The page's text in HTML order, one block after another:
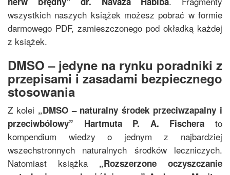
wszystkich naszych książek możesz pobrać w formie
darmowego PDF, zamieszczonego pod okładką każdej
z książek.
DMSO – jedyne na rynku poradniki z
przepisami i zasadami bezpiecznego
stosowania
Z kolei „DMSO – naturalny środek przeciwzapalny i
przeciwbólowy” Hartmuta P. A. Fischera to
kompendium wiedzy o jednym z najbardziej
wszechstronnych naturalnych środków leczniczych.
Natomiast książka „Rozszerzone oczyszczanie